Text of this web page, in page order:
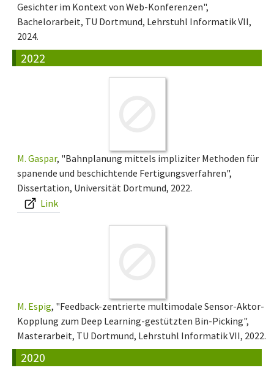
Gesichter im Kontext von Web-Konferenzen",
Bachelorarbeit, TU Dortmund, Lehrstuhl Informatik VII,
2024.
2022
M. Gaspar, "Bahnplanung mittels impliziter Methoden für
spanende und beschichtende Fertigungsverfahren",
Dissertation, Universität Dortmund, 2022.
Link
M. Espig, "Feedback-zentrierte multimodale Sensor-Aktor-
Kopplung zum Deep Learning-gestützten Bin-Picking",
Masterarbeit, TU Dortmund, Lehrstuhl Informatik VII, 2022.
2020